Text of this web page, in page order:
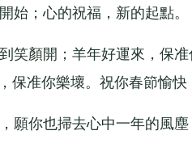
；心的祝福，新的起點。
顏開；羊年好運來，保准
保准你樂壞。祝你春節愉快
你也掃去心中一年的風塵